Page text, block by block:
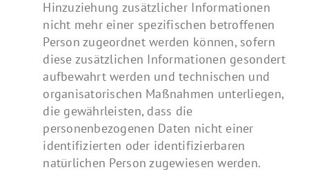
Hinzuziehung zusätzlicher Informationen
nicht mehr einer spezifischen betroffenen
Person zugeordnet werden können, sofern
diese zusätzlichen Informationen gesondert
aufbewahrt werden und technischen und
organisatorischen Maßnahmen unterliegen,
die gewährleisten, dass die
personenbezogenen Daten nicht einer
identifizierten oder identifizierbaren
natürlichen Person zugewiesen werden.